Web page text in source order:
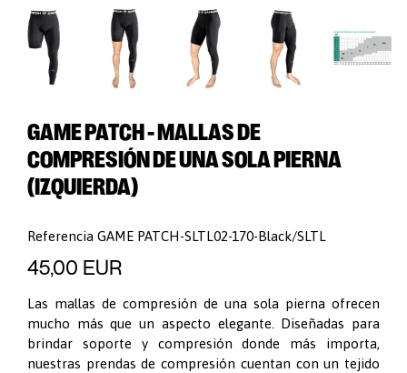
GAME PATCH - MALLAS DE
COMPRESIÓN DE UNA SOLA PIERNA
(IZQUIERDA)
Referencia GAME PATCH-SLTL02-170-Black/SLTL
45,00 EUR
Las mallas de compresión de una sola pierna ofrecen
mucho más que un aspecto elegante. Diseñadas para
brindar soporte y compresión donde más importa,
nuestras prendas de compresión cuentan con un tejido